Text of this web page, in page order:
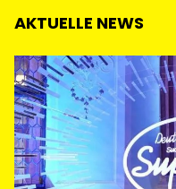
AKTUELLE NEWS